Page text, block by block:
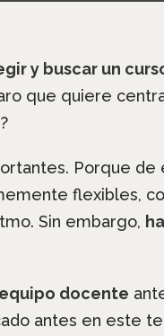
y buscar un
que quiere
Porque
flexibles,
Sin embargo,
docente
antes en este